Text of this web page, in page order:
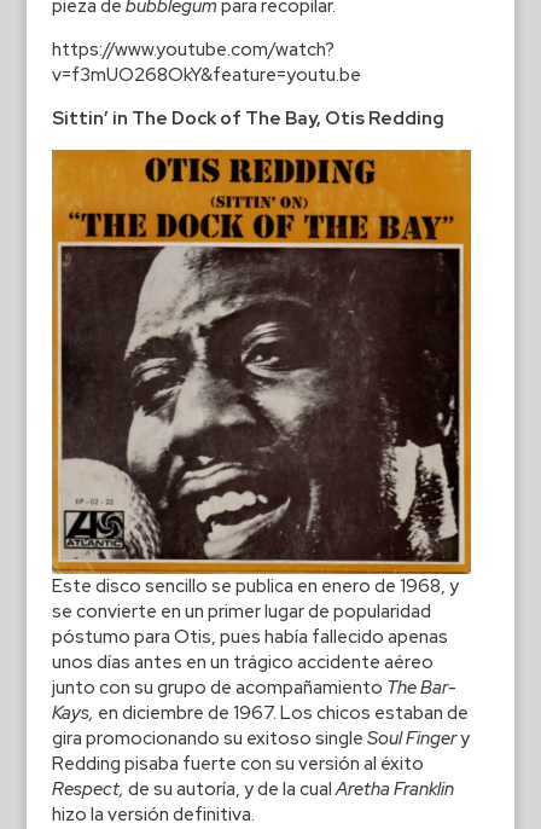
pieza de bubblegumpara recopilar.
https://www.youtube.com/watch?
v=f3mUO268OkY&feature=youtu.be
Sittin’ in The Dock of The Bay, Otis Redding
Este disco sencillo se publica en enero de 1968, y
se convierte en un primer lugar de popularidad
póstumo para Otis, pues había fallecido apenas
unos días antes en un trágico accidente aéreo
junto con su grupo de acompañamiento The Bar-
Kays, en diciembre de 1967. Los chicos estaban de
gira promocionando su exitoso single Soul Fingery
Redding pisaba fuerte con su versión al éxito
Respect, de su autoría, y de la cualAretha Franklin
hizo la versión definitiva.